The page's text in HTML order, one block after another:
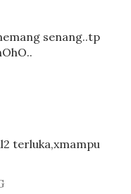
senang..tp
terluka,xmampu